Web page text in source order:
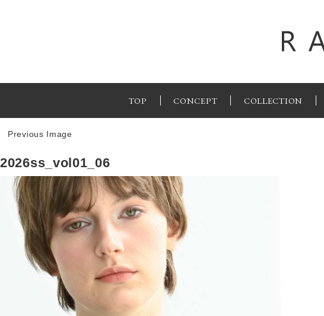
TOP CONCEPT COLLECTION
Previous Image
2026ss_vol01_06